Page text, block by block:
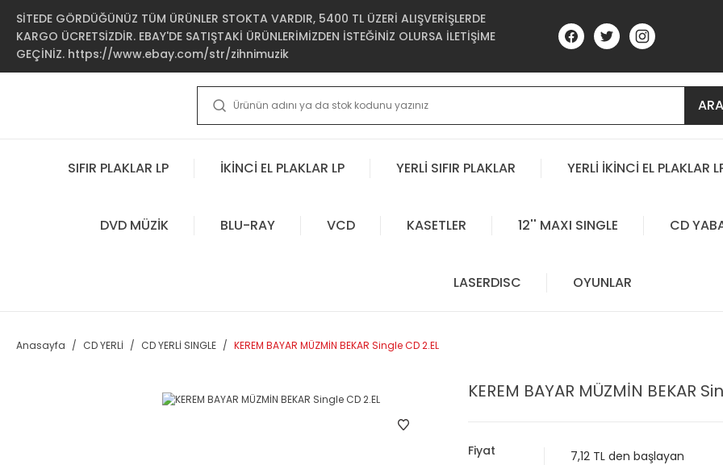
SİTEDE GÖRDÜĞÜNÜZ TÜM ÜRÜNLER STOKTA VARDIR, 5400 TL ÜZERİ ALIŞVERİŞLERDE
KARGO ÜCRETSİZDİR. EBAY'DE SATIŞTAKİ ÜRÜNLERİMİZDEN İSTEĞİNİZ OLURSA İLETİŞİME
GEÇİNİZ. https://www.ebay.com/str/zihnimuzik
ARA
SIFIR PLAKLAR LP İKİNCİ EL PLAKLAR LP YERLİ SIFIR PLAKLAR YERLİ İKİNCİ EL PLAKLAR
DVD MÜZİK BLU-RAY VCD KASETLER 12'' MAXI SINGLE CD
LASERDISC OYUNLAR
Anasayfa CD YERLİ CD YERLİ SINGLE KEREM BAYAR MÜZMİN BEKAR Single CD 2.EL
KEREM BAYAR MÜZMİN BEKAR
Fiyat
7,12 TL den başlayan